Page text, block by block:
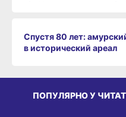
Спустя 80 лет:
в исторический ареал
ПОПУЛЯРНО У